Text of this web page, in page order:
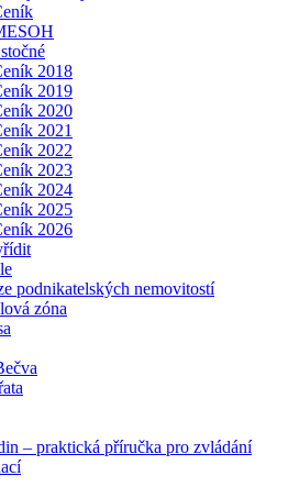
2018
2019
2020
2021
2022
2023
2024
2025
2026
podnikatelských nemovitostí
zóna
– praktická příručka pro zvládání